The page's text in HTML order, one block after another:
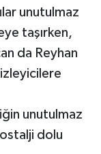
unutulmaz
taşırken,
da Reyhan
unutulmaz
dolu